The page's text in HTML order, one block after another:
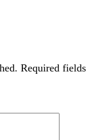
Required fields